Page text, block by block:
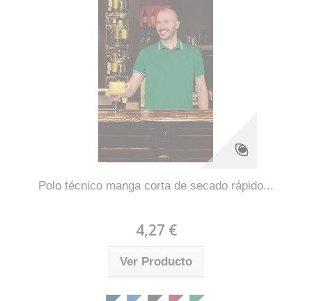
Polo técnico manga corta de secado rápido...
4,27 €
Ver Producto